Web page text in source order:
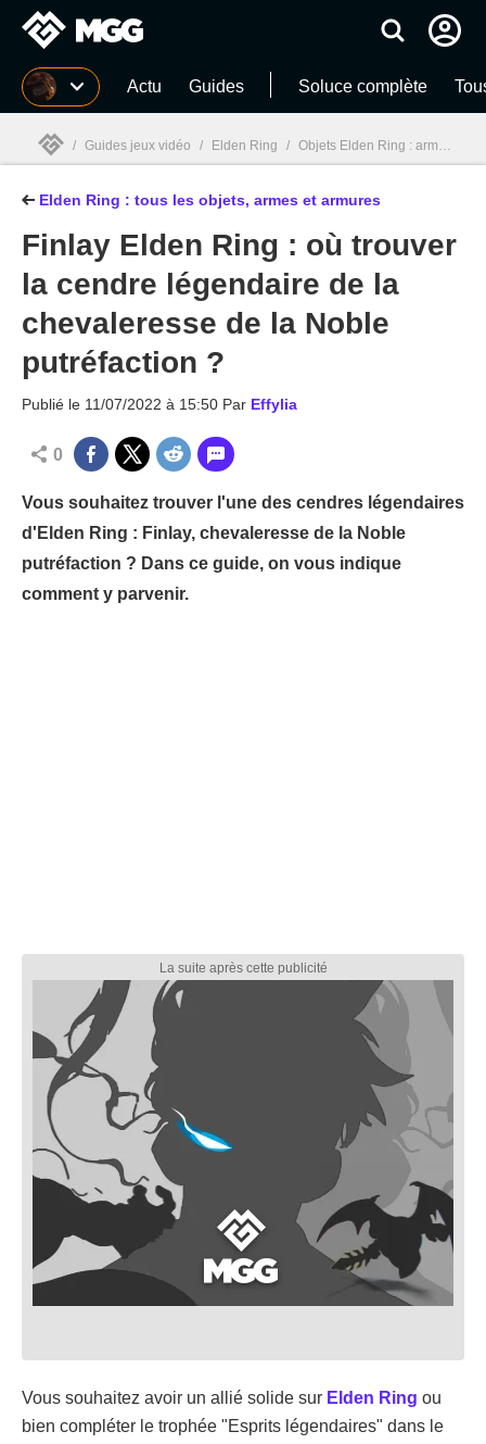
MGG Actu Guides Soluce complète
MGG
/ Guides jeux vidéo / Elden Ring / Objets Elden Ring : armes, armures, sorts, talismans... la soluce
Elden Ring : tous les objets, armes et armures
Finlay Elden Ring : où trouver
la cendre légendaire de la
chevaleresse de la Noble
putréfaction ?
Publié le 11/07/2022 à 15:50 Par Effylia
0
Vous souhaitez trouver l'une des cendres légendaires
d'Elden Ring : Finlay, chevaleresse de la Noble
putréfaction ? Dans ce guide, on vous indique
comment y parvenir.
Vous souhaitez avoir un allié solide sur Elden Ring ou
bien compléter le trophée "Esprits légendaires" dans le